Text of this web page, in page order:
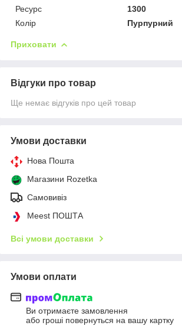
Ресурс
1300
Колір
Пурпурний
Приховати
Відгуки про товар
Ще немає відгуків про цей товар
Умови доставки
Нова Пошта
Магазини Rozetka
Самовивіз
Meest ПОШТА
Всі умови доставки
Умови оплати
Ви отримаєте замовлення
або гроші повернуться на вашу картку